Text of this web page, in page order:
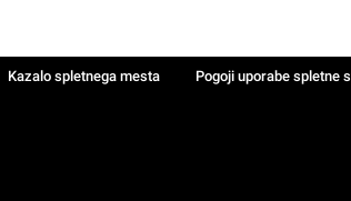
Kazalo spletnega mesta Pogoji uporabe spletne